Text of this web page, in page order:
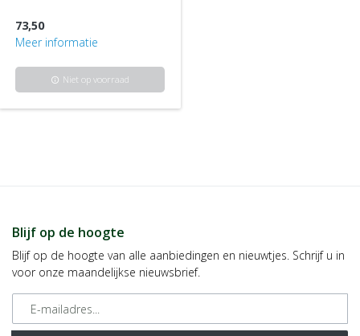
73,50
Meer informatie
info Niet op voorraad
Blijf op de hoogte
Blijf op de hoogte van alle aanbiedingen en nieuwtjes. Schrijf u in
voor onze maandelijkse nieuwsbrief.
E-mailadres